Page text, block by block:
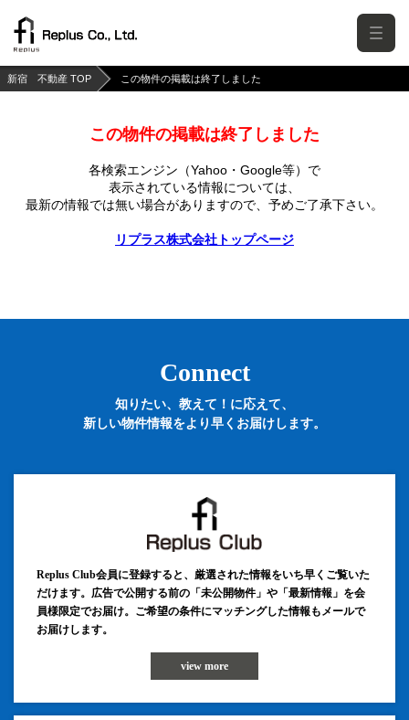
新宿 不動産 TOP この物件の掲載は終了しました
この物件の掲載は終了しました
各検索エンジン（Yahoo・Google等）で
表示されている情報については、
最新の情報では無い場合がありますので、 予めご了承下さい。
リプラス株式会社トップページ
Connect
知りたい、教えて！に応えて、
新しい物件情報をより早くお届けします。
Replus Club会員に登録すると、厳選された情報をいち早くご覧いた
だけます。広告で公開する前の「未公開物件」や「最新情報」を会
員様限定でお届け。ご希望の条件にマッチングした情報もメールで
お届けします。
view more